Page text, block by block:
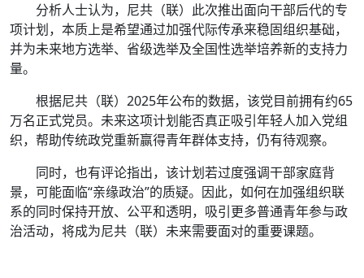
分析人士认为，尼共（联）此次推出面向干部后代的专
项计划，本质上是希望通过加强代际传承来稳固组织基础，
并为未来地方选举、省级选举及全国性选举培养新的支持力
量。
根据尼共（联）2025年公布的数据，该党目前拥有约65
万名正式党员。未来这项计划能否真正吸引年轻人加入党组
织，帮助传统政党重新赢得青年群体支持，仍有待观察。
同时，也有评论指出，该计划若过度强调干部家庭背
景，可能面临“亲缘政治”的质疑。因此，如何在加强组织联
系的同时保持开放、公平和透明，吸引更多普通青年参与政
治活动，将成为尼共（联）未来需要面对的重要课题。